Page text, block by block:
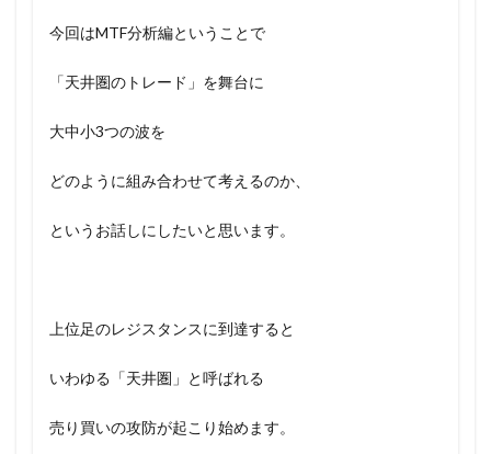
今回はMTF分析編ということで
「天井圏のトレード」を舞台に
大中小3つの波を
どのように組み合わせて考えるのか、
というお話しにしたいと思います。
上位足のレジスタンスに到達すると
いわゆる「天井圏」と呼ばれる
売り買いの攻防が起こり始めます。